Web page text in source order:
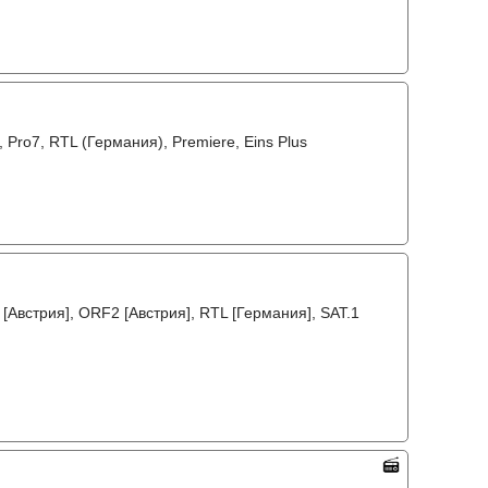
RTL (Германия), Premiere, Eins Plus
ORF2 [Австрия], RTL [Германия], SAT.1